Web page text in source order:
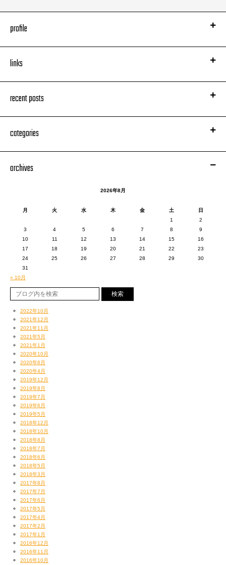
上の２枚は、アフターの江戸NOBOSEでの写真。
俺のREAL兄貴と、何年ぶりに会った元マネージャーのZOO-KAが来てくれ
て大変レアな写真となりました。
正直、パーティーから飲み始めてたもんだから朝方の記憶がありません。
ぶっちゃげ、写真撮った記憶もない。
そのくらいこの日はぶっ飛びました。
ミキサーのフェーダーはLIVE前に折るししかもなくすしw
見つかったけど。
博多から来てくれた人たちも、東京や関東のお客さん、アーティスト関連の
皆様もありがとう&お疲れでした！
また江戸NOBOSEやりたいスネ！
結婚Partyは一回だけでお願いします！
profile
links
recent posts
categories
archives
2026年8月
月 火 水 木 金 土
日
1
2
3
4 5 6 7 8
9
10
11 12 13 14 15
16
17
18 19 20 21 22
23
24
25 26 27 28 29
30
31
« 10月
2022年10月
2021年12月
2021年11月
2021年5月
2021年1月
2020年10月
2020年6月
2020年4月
2019年12月
2019年8月
2019年7月
2019年6月
2019年5月
2018年12月
2018年10月
2018年8月
2018年7月
2018年6月
2018年5月
2018年3月
2017年8月
2017年7月
2017年6月
2017年5月
2017年4月
2017年2月
2017年1月
2016年12月
2016年11月
2016年10月